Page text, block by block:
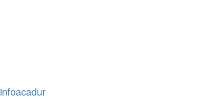
infoacadur